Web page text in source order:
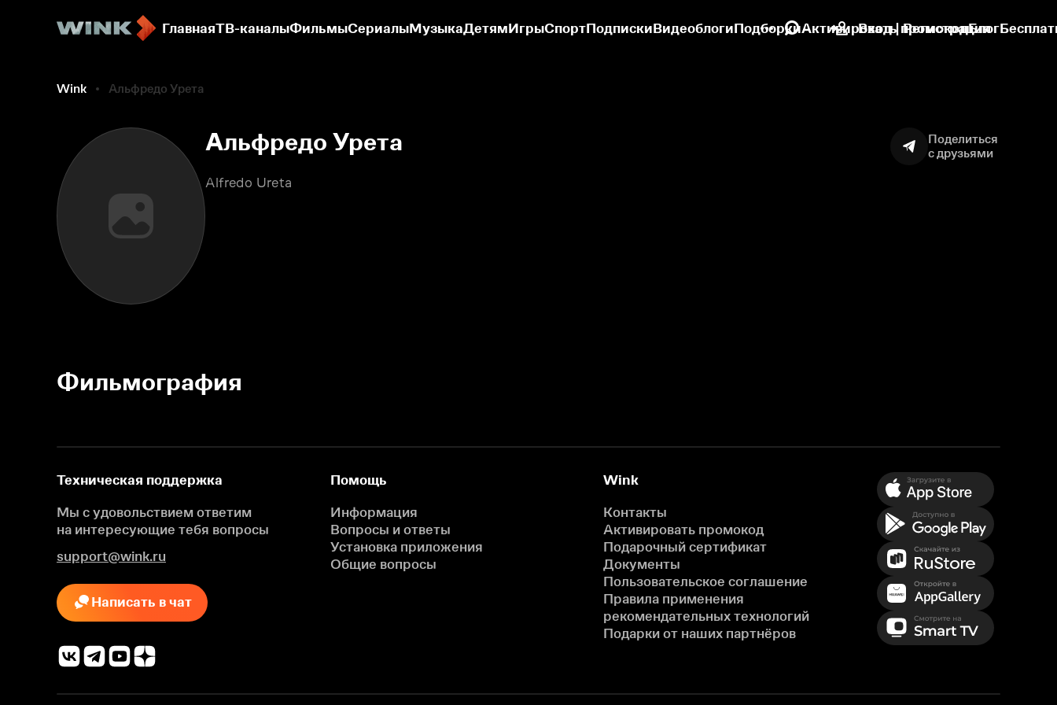
ГлавнаяТВ-каналыФильмыСериалыМузыкаДетямИгрыСпортПодпискиВидеоблогиПодборкиАктивировать промокодБлог
Вход | Регистрация
Wink Альфредо Урета
Альфредо Урета
Alfredo Ureta
Поделиться
с друзьями
Фильмография
Техническая поддержка
Мы с удовольствием ответим
на интересующие тебя вопросы
support@wink.ru
Написать в чат
Помощь
Информация
Вопросы и ответы
Установка приложения
Общие вопросы
Wink
Контакты
Активировать промокод
Подарочный сертификат
Документы
Пользовательское соглашение
Правила применения
рекомендательных технологий
Подарки от наших партнёров